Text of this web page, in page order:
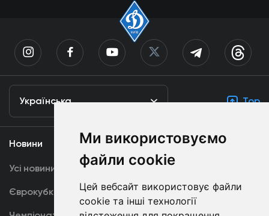
Ми використовуємо
файли cookie
Цей вебсайт використовує файли
cookie та інші технології
Українська Top
Новини
Усі новини
Єврокубки
Медіа
Динамо TV
Фотогалерея